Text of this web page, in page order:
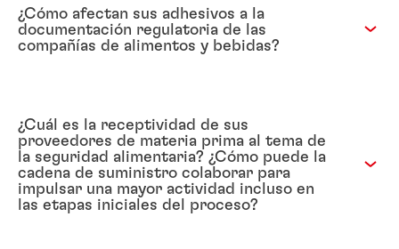
¿Cómo afectan sus adhesivos a la
documentación regulatoria de las
compañías de alimentos y bebidas?
¿Cuál es la receptividad de sus
proveedores de materia prima al tema de
la seguridad alimentaria? ¿Cómo puede la
cadena de suministro colaborar para
impulsar una mayor actividad incluso en
las etapas iniciales del proceso?